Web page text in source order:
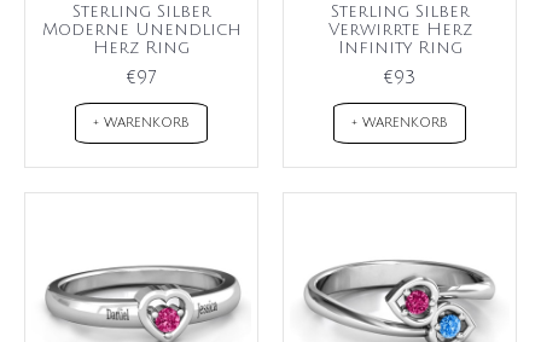
Sterling Silber
Moderne Unendlich
Herz Ring
€97
+ WARENKORB
Sterling Silber
Verwirrte Herz
Infinity Ring
€93
+ WARENKORB